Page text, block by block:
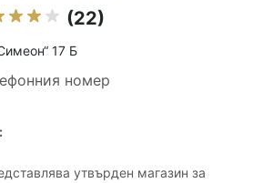
(22)
17 Б
номер
утвърден магазин за